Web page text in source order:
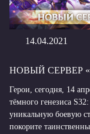
14.04.2021
НОВЫЙ СЕРВЕР
Герои, сегодня, 14
тёмного генезиса
уникальную боевую
покорите